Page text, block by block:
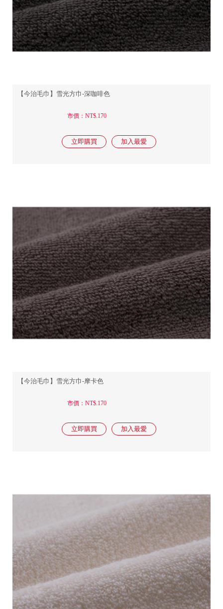
【今治毛巾】雪光方巾-深咖啡色
市價：NT$.170
【今治毛巾】雪光方巾-摩卡色
市價：NT$.170